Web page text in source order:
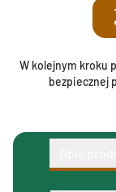
W kolejnym kroku
bezpiecznej